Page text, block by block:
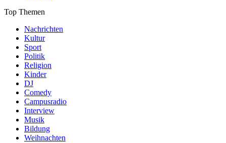
Top Themen
Nachrichten
Kultur
Sport
Politik
Religion
Kinder
DJ
Comedy
Campusradio
Interview
Musik
Bildung
Weihnachten